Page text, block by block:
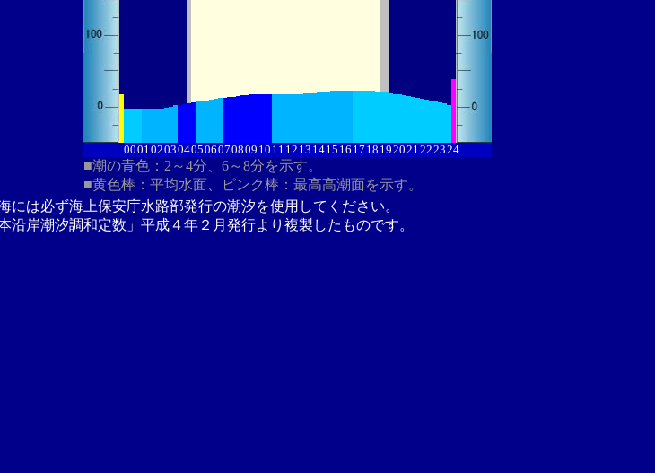
00010203040506070809 10 11 12 13 1415 16 17 18 192021222324
■潮の青色：2～4分、6～8分を示す。
■黄色棒：平均水面、ピンク棒：最高高潮面を示す。
は必ず海上保安庁水路部発行の潮汐を使用してください。
岸潮汐調和定数」平成４年２月発行より複製したものです。